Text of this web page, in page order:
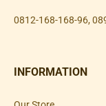
0812-168-168-96,
INFORMATION